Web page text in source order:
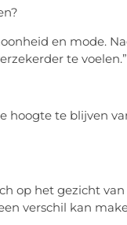
en mode.
te voelen.”
hoogte te blijven
op het gezicht
verschil kan